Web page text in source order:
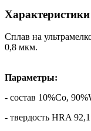
Сплав на
0,8 мкм.
Параметры:
- состав 10%Co,
- твердость HRA 92,1